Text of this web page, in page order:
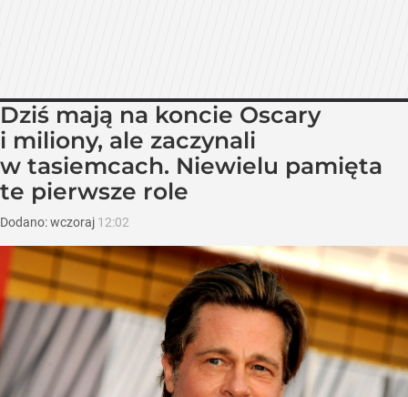
Dziś mają na koncie Oscary
i miliony, ale zaczynali
w tasiemcach. Niewielu pamięta
te pierwsze role
Dodano:wczoraj 12:02